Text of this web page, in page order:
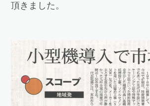
頂きました。